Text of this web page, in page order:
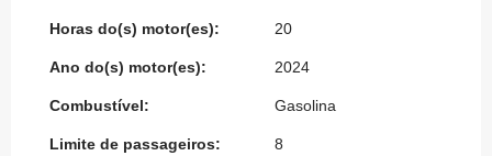
Horas do(s) motor(es): 20
Ano do(s) motor(es): 2024
Combustível: Gasolina
Limite de passageiros: 8